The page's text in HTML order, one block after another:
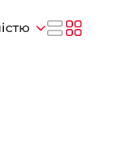
276-44-44